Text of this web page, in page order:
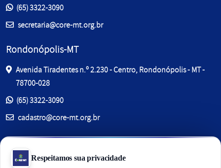
Entre em contato pelos telefones:
(65) 3322-3090
E-mail:secretaria@core-mt.org.br
Rondonópolis-MT
Avenida Tiradentes n.º 2.230 - Centro, Rondonópolis - MT -
78700-028
Entre em contato pelos telefones:
(65) 3322-3090
E-mail:cadastro@core-mt.org.br
Av. dos Jacarandás, 280 - Jardim Jacarandás, , Sinop - MT -